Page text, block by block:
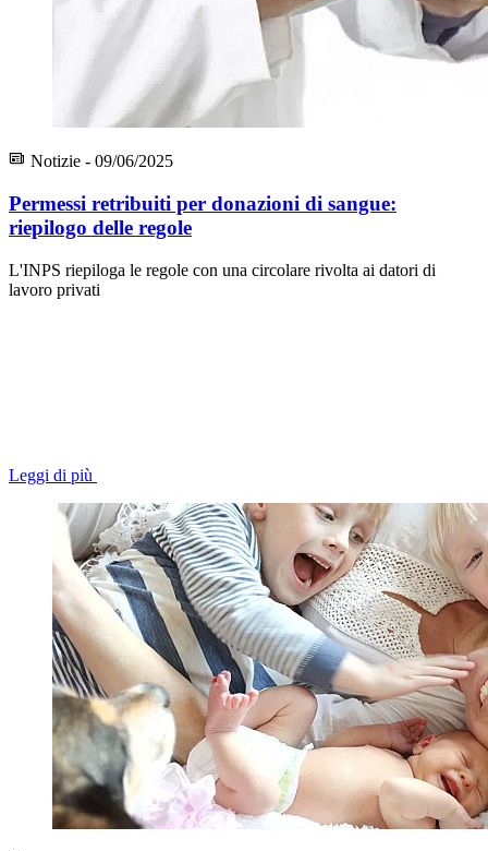
Notizie - 09/06/2025
Permessi retribuiti per donazioni di sangue:
riepilogo delle regole
L'INPS riepiloga le regole con una circolare rivolta ai datori di
lavoro privati
Leggi di più